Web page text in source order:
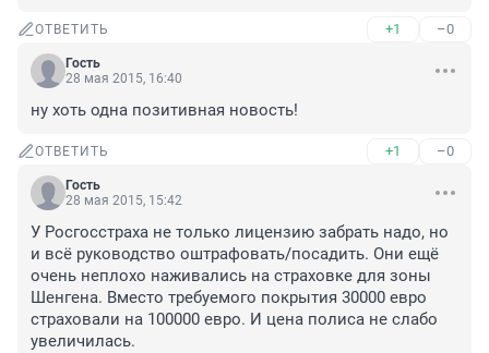
ОТВЕТИТЬ +1 –0
Гость
28 мая 2015, 16:40
ну хоть одна позитивная новость!
ОТВЕТИТЬ +1 –0
Гость
28 мая 2015, 15:42
У Росгосстраха не только лицензию забрать надо, но
и всё руководство оштрафовать/посадить. Они ещё
очень неплохо наживались на страховке для зоны
Шенгена. Вместо требуемого покрытия 30000 евро
страховали на 100000 евро. И цена полиса не слабо
увеличилась.